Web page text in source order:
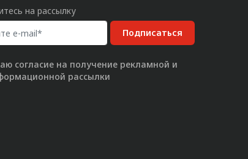
на рассылку
Подписаться
согласие на получение рекламной и
рассылки